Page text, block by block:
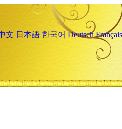
文 日本語 한국어 Deutsch Français